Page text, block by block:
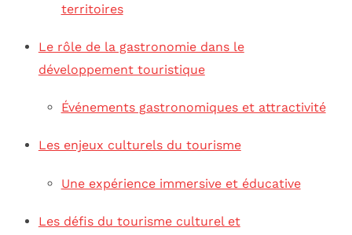
territoires
Le rôle de la gastronomie dans le
développement touristique
Événements gastronomiques et attractivité
Les enjeux culturels du tourisme
Une expérience immersive et éducative
Les défis du tourisme culturel et